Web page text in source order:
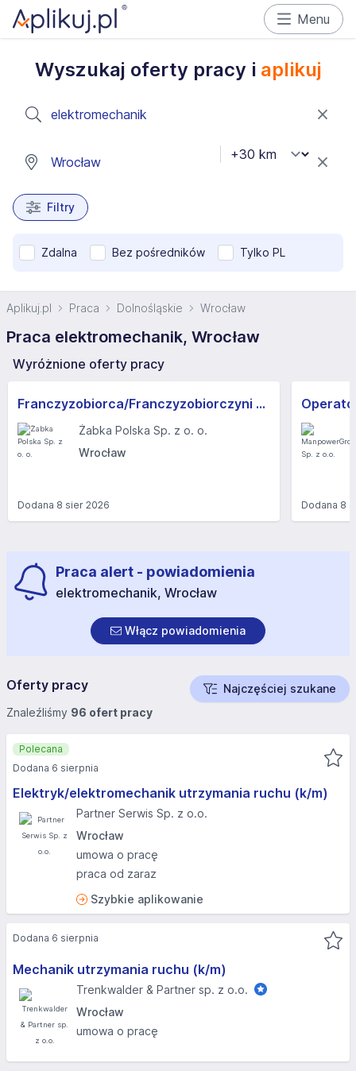
Menu
Wyszukaj oferty pracy i aplikuj
Filtry
Zdalna Bez pośredników Tylko PL
Aplikuj.pl Praca Dolnośląskie Wrocław
Praca elektromechanik, Wrocław
Wyróżnione oferty pracy
Franczyzobiorca/Franczyzobiorczyni sklepu Żabka
Żabka Polska Sp. z o. o.
Wrocław
Dodana 8 sier 2026 Dodana 8
Praca alert - powiadomienia
elektromechanik, Wrocław
Włącz powiadomienia
Oferty pracy
Najczęściej szukane
Znaleźliśmy 96 ofert pracy
Elektryk/elektromechanik utrzymania ruchu (k/m)
Partner Serwis Sp. z o.o.
Wrocław
umowa o pracę
praca od zaraz
Szybkie aplikowanie
Polecana
Dodana 6 sierpnia
Mechanik utrzymania ruchu (k/m)
Trenkwalder & Partner sp. z o.o.
Wrocław
umowa o pracę
Dodana 6 sierpnia